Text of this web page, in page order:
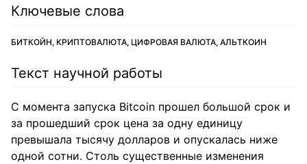
Ключевые слова
БИТКОЙН, КРИПТОВАЛЮТА, ЦИФРОВАЯ ВАЛЮТА, АЛЬТКОИН
Текст научной работы
С момента запуска Bitcoin прошел большой срок и
за прошедший срок цена за одну единицу
превышала тысячу долларов и опускалась ниже
одной сотни. Столь существенные изменения